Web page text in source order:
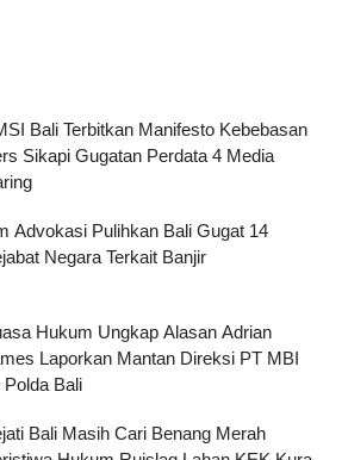
Bali Terbitkan Manifesto Kebebasan
Sikapi Gugatan Perdata 4 Media
Advokasi Pulihkan Bali Gugat 14
Negara Terkait Banjir
Hukum Ungkap Alasan Adrian
Laporkan Mantan Direksi PT MBI
Polda Bali
Bali Masih Cari Benang Merah